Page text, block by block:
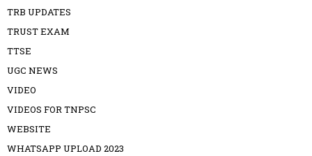
TRB UPDATES
TRUST EXAM
TTSE
UGC NEWS
VIDEO
VIDEOS FOR TNPSC
WEBSITE
WHATSAPP UPLOAD 2023